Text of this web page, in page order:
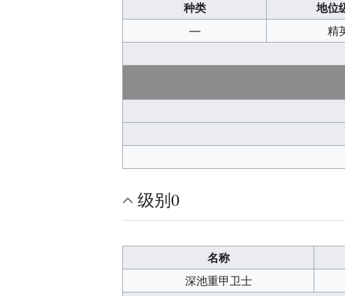
种类 地位
—
精
级别0
名称
深池重甲卫士